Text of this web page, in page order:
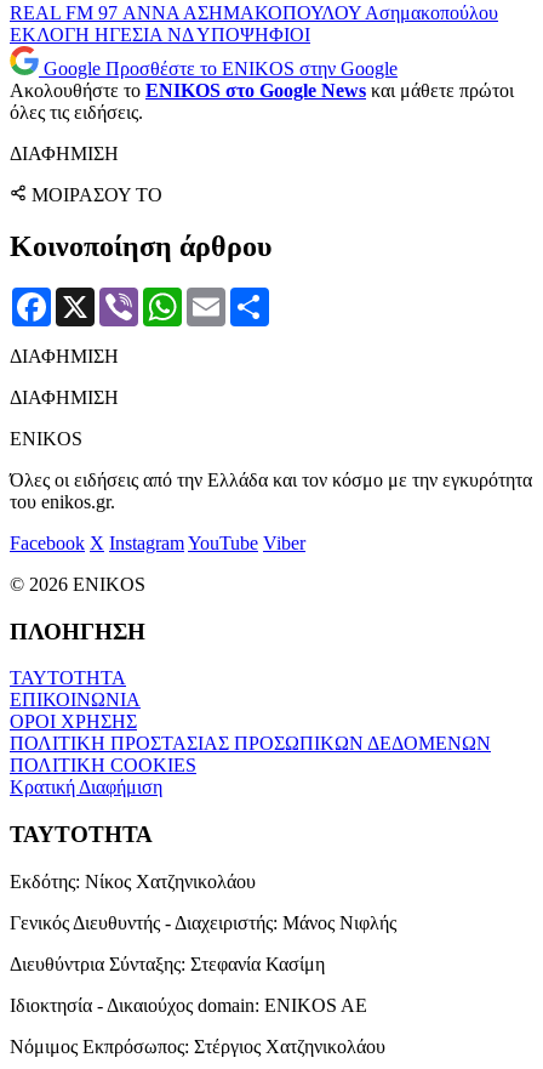
REAL FM 97 ΑΝΝΑ ΑΣΗΜΑΚΟΠΟΥΛΟΥ Ασημακοπούλου
ΕΚΛΟΓΗ ΗΓΕΣΙΑ ΝΔΥΠΟΨΗΦΙΟΙ
Google Προσθέστε το ENIKOS στην Google
Ακολουθήστε το ENIKOS στο Google News και μάθετε πρώτοι
όλες τις ειδήσεις.
ΔΙΑΦΗΜΙΣΗ
ΜΟΙΡΑΣΟΥ ΤΟ
Κοινοποίηση άρθρου
Facebook
X Viber WhatsApp
Email
ΔΙΑΦΗΜΙΣΗ
ΔΙΑΦΗΜΙΣΗ
ENIKOS
Όλες οι ειδήσεις από την Ελλάδα και τον κόσμο με την εγκυρότητα
του enikos.gr.
Facebook X InstagramYouTube Viber
© 2026 ENIKOS
ΠΛΟΗΓΗΣΗ
ΤΑΥΤΟΤΗΤΑ
ΕΠΙΚΟΙΝΩΝΙΑ
ΟΡΟΙ ΧΡΗΣΗΣ
ΠΟΛΙΤΙΚΗ ΠΡΟΣΤΑΣΙΑΣ ΠΡΟΣΩΠΙΚΩΝ ΔΕΔΟΜΕΝΩΝ
ΠΟΛΙΤΙΚΗ COOKIES
Κρατική Διαφήμιση
ΤΑΥΤΟΤΗΤΑ
Εκδότης: Νίκος Χατζηνικολάου
Γενικός Διευθυντής - Διαχειριστής: Μάνος Νιφλής
Διευθύντρια Σύνταξης: Στεφανία Κασίμη
Ιδιοκτησία - Δικαιούχος domain: ENIKOS AE
Νόμιμος Εκπρόσωπος: Στέργιος Χατζηνικολάου